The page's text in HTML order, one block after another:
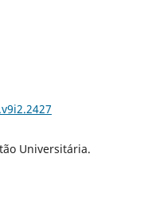
Universitária.